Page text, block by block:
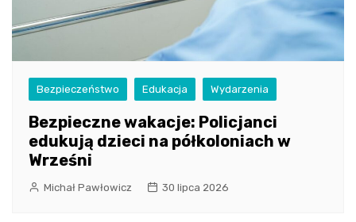
Bezpieczeństwo Edukacja Wydarzenia
Bezpieczne wakacje: Policjanci
edukują dzieci na półkoloniach w
Wrześni
Michał Pawłowicz 30 lipca 2026